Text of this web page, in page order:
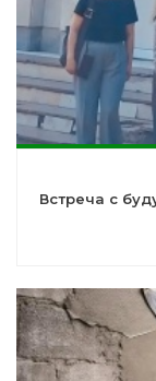
Встреча с